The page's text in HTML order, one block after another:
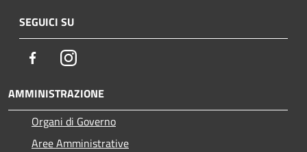
SEGUICI SU
FacebookInstagram
AMMINISTRAZIONE
Organi di Governo
Aree Amministrative